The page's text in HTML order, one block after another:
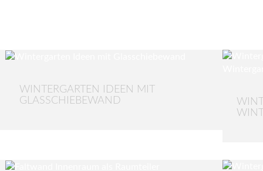
WINTERGARTEN IDEEN MIT
GLASSCHIEBEWAND